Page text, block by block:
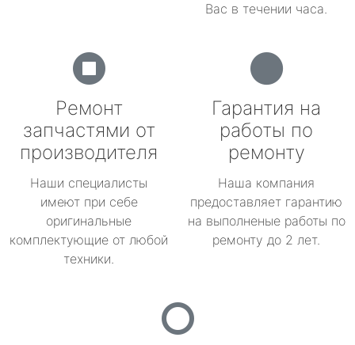
Вас в течении часа.
Ремонт
запчастями от
производителя
Наши специалисты
имеют при себе
оригинальные
комплектующие от любой
техники.
Гарантия на
работы по
ремонту
Наша компания
предоставляет гарантию
на выполненые работы по
ремонту до 2 лет.